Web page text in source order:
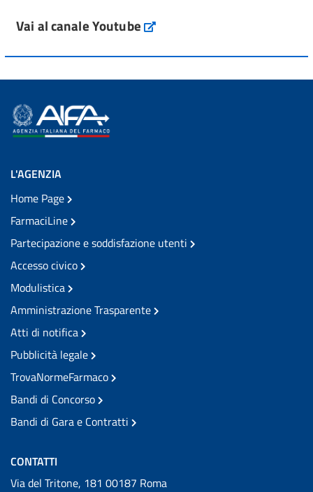
Vai al canale Youtube
L'AGENZIA
Home Page
FarmaciLine
Partecipazione e soddisfazione utenti
Accesso civico
Modulistica
Amministrazione Trasparente
Atti di notifica
Pubblicità legale
TrovaNormeFarmaco
Bandi di Concorso
Bandi di Gara e Contratti
CONTATTI
Via del Tritone, 181 00187 Roma